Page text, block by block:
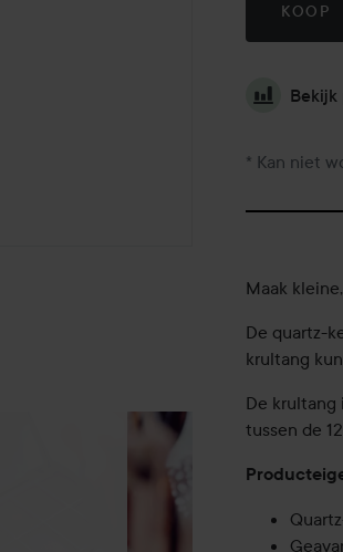
KOOP
* Kan niet
Maak
De quartz-
krultang
De krultang
tussen de